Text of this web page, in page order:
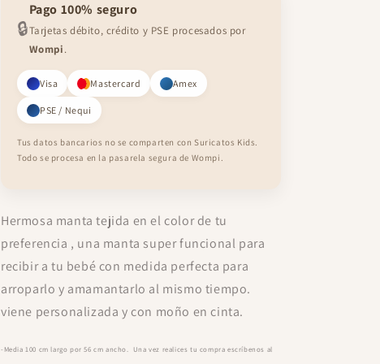
🔒
Pago 100% seguro
Tarjetas débito, crédito y PSE procesados por
Wompi.
Visa Mastercard Amex
PSE / Nequi
Tus datos bancarios no se comparten con Suricatos Kids.
Todo se procesa en la pasarela segura de Wompi.
Hermosa manta tejida en el color de tu
preferencia , una manta super funcional para
recibir a tu bebé con medida perfecta para
arroparlo y amamantarlo al mismo tiempo.
viene personalizada y con moño en cinta.
-Media 100 cm largo por 56 cm ancho. Una vez realices tu compra escríbenos al